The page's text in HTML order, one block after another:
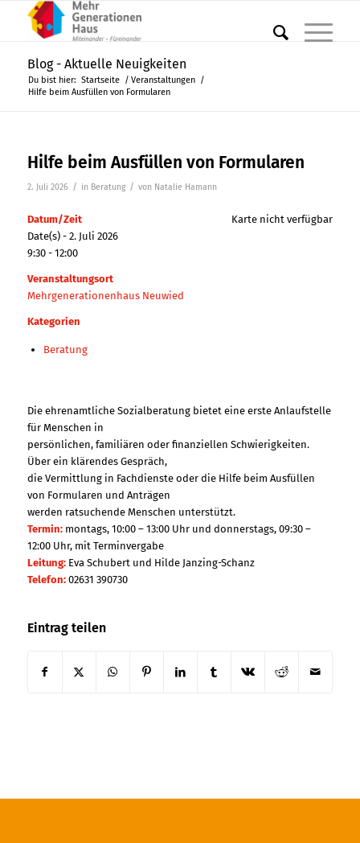
Blog - Aktuelle Neuigkeiten
Du bist hier: Startseite / Veranstaltungen /
Hilfe beim Ausfüllen von Formularen
Hilfe beim Ausfüllen von Formularen
2. Juli 2026 / in Beratung / von Natalie Hamann
Karte nicht verfügbar
Datum/Zeit
Date(s) - 2. Juli 2026
9:30 - 12:00
Veranstaltungsort
Mehrgenerationenhaus Neuwied
Kategorien
Beratung
Die ehrenamtliche Sozialberatung bietet eine erste Anlaufstelle
für Menschen in
persönlichen, familiären oder finanziellen Schwierigkeiten.
Über ein klärendes Gespräch,
die Vermittlung in Fachdienste oder die Hilfe beim Ausfüllen
von Formularen und Anträgen
werden ratsuchende Menschen unterstützt.
Termin: montags, 10:00 – 13:00 Uhr und donnerstags, 09:30 –
12:00 Uhr, mit Terminvergabe
Leitung:Eva Schubert und Hilde Janzing-Schanz
Telefon:02631 390730
Eintrag teilen